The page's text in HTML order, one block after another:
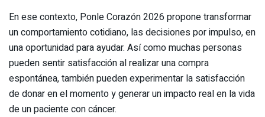
En ese contexto, Ponle Corazón 2026 propone transformar
un comportamiento cotidiano, las decisiones por impulso, en
una oportunidad para ayudar. Así como muchas personas
pueden sentir satisfacción al realizar una compra
espontánea, también pueden experimentar la satisfacción
de donar en el momento y generar un impacto real en la vida
de un paciente con cáncer.